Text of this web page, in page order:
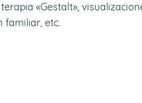
«Gestalt»,
familiar, etc.